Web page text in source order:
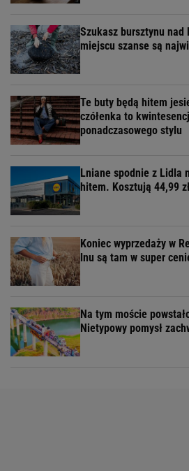
Szukasz bursztynu nad
miejscu szanse są
Te buty będą hitem
czółenka to
ponadczasowego stylu
Lniane spodnie z Lidla
hitem. Kosztują 44,99 zł
Koniec wyprzedaży w
lnu są tam w super
Na tym moście
Nietypowy pomysł